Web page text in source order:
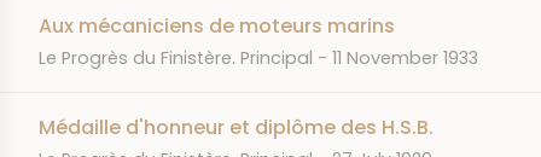
Aux mécaniciens de moteurs marins
JOURNAL
Le Progrès du Finistère. Principal DATE
11 November 1933
Médaille d'honneur et diplôme des H.S.B.